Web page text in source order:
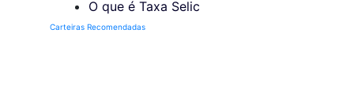
O que é Taxa Selic
Carteiras Recomendadas